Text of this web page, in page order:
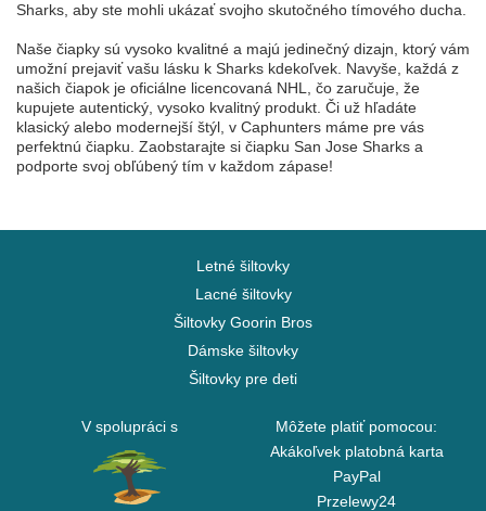
Sharks, aby ste mohli ukázať svojho skutočného tímového ducha.
Naše čiapky sú vysoko kvalitné a majú jedinečný dizajn, ktorý vám
umožní prejaviť vašu lásku k Sharks kdekoľvek. Navyše, každá z
našich čiapok je oficiálne licencovaná NHL, čo zaručuje, že
kupujete autentický, vysoko kvalitný produkt. Či už hľadáte
klasický alebo modernejší štýl, v Caphunters máme pre vás
perfektnú čiapku. Zaobstarajte si čiapku San Jose Sharks a
podporte svoj obľúbený tím v každom zápase!
Letné šiltovky
Lacné šiltovky
Šiltovky Goorin Bros
Dámske šiltovky
Šiltovky pre deti
V spolupráci s
Môžete platiť pomocou:
Akákoľvek platobná karta
PayPal
Przelewy24